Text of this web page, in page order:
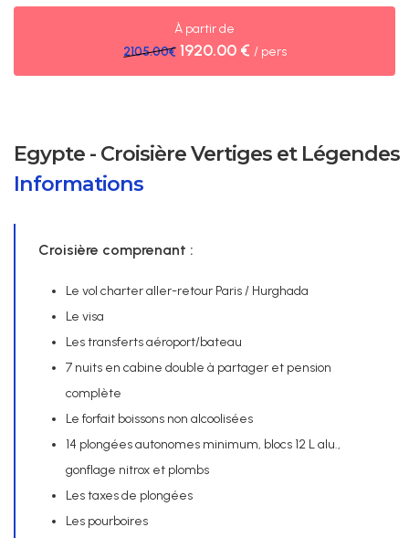
À partir de
2105.00€1920.00 € / pers
Egypte - Croisière Vertiges et Légendes
Informations
Croisière comprenant :
Le vol charter aller-retour Paris / Hurghada
Le visa
Les transferts aéroport/bateau
7 nuits en cabine double à partager et pension
complète
Le forfait boissons non alcoolisées
14 plongées autonomes minimum, blocs 12 L alu.,
gonflage nitrox et plombs
Les taxes de plongées
Les pourboires